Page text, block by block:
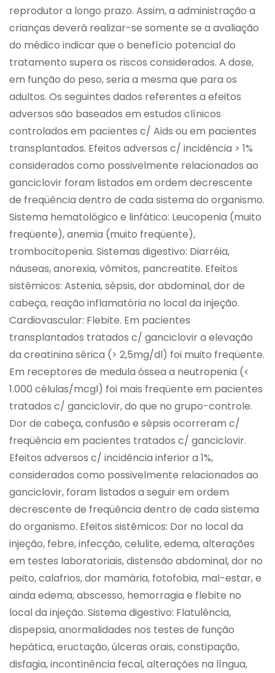
reprodutor a longo prazo. Assim, a administração a
crianças deverá realizar-se somente se a avaliação
do médico indicar que o benefício potencial do
tratamento supera os riscos considerados. A dose,
em função do peso, seria a mesma que para os
adultos. Os seguintes dados referentes a efeitos
adversos são baseados em estudos clínicos
controlados em pacientes c/ Aids ou em pacientes
transplantados. Efeitos adversos c/ incidência > 1%
considerados como possivelmente relacionados ao
ganciclovir foram listados em ordem decrescente
de freqüência dentro de cada sistema do organismo.
Sistema hematológico e linfático: Leucopenia (muito
freqüente), anemia (muito freqüente),
trombocitopenia. Sistemas digestivo: Diarréia,
náuseas, anorexia, vômitos, pancreatite. Efeitos
sistêmicos: Astenia, sépsis, dor abdominal, dor de
cabeça, reação inflamatória no local da injeção.
Cardiovascular: Flebite. Em pacientes
transplantados tratados c/ ganciclovir a elevação
da creatinina sérica (> 2,5mg/dl) foi muito freqüente.
Em receptores de medula óssea a neutropenia (<
1.000 células/mcgl) foi mais freqüente em pacientes
tratados c/ ganciclovir, do que no grupo-controle.
Dor de cabeça, confusão e sépsis ocorreram c/
freqüência em pacientes tratados c/ ganciclovir.
Efeitos adversos c/ incidência inferior a 1%,
considerados como possivelmente relacionados ao
ganciclovir, foram listados a seguir em ordem
decrescente de freqüência dentro de cada sistema
do organismo. Efeitos sistêmicos: Dor no local da
injeção, febre, infecção, celulite, edema, alterações
em testes laboratoriais, distensão abdominal, dor no
peito, calafrios, dor mamária, fotofobia, mal-estar, e
ainda edema, abscesso, hemorragia e flebite no
local da injeção. Sistema digestivo: Flatulência,
dispepsia, anormalidades nos testes de função
hepática, eructação, úlceras orais, constipação,
disfagia, incontinência fecal, alterações na língua,